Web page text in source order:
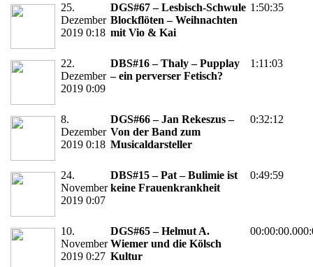
25.
Dezember
2019 0:18
DGS#67 – Lesbisch-Schwule
Blockflöten – Weihnachten
mit Vio & Kai
1:50:35
22.
Dezember
2019 0:09
DBS#16 – Thaly – Pupplay
– ein perverser Fetisch?
1:11:03
8.
Dezember
2019 0:18
DGS#66 – Jan Rekeszus –
Von der Band zum
Musicaldarsteller
0:32:12
24.
November
2019 0:07
DBS#15 – Pat – Bulimie ist
keine Frauenkrankheit
0:49:59
10.
November
2019 0:27
DGS#65 – Helmut A.
Wiemer und die Kölsch
Kultur